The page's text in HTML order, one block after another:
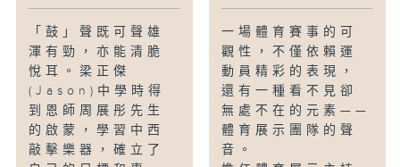
「鼓」聲既可聲雄
渾有勁，亦能清脆
悅耳。梁正傑
(Jason)中學時得
到恩師周展彤先生
的啟蒙，學習中西
敲擊樂器，確立了
一場體育賽事的可
觀性，不僅依賴運
動員精彩的表現，
還有一種看不見卻
無處不在的元素——
體育展示團隊的聲
音。